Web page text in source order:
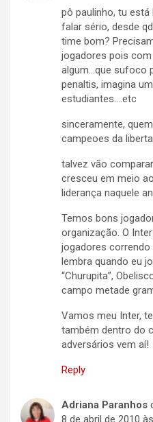
pô paulinho, tu
falar sério, desde
time bom?
jogadores pois
algum…que sufoco
penaltis, imagina
estudiantes….etc
sinceramente,
campeoes da
talvez vão
cresceu em meio
liderança naquele
Temos bons
organização. O
jogadores
lembra quando eu
“Churupita”,
campo metade
Vamos meu Inter,
também dentro do
adversários vem aí!
Reply
Adriana Paranhos
8 de abril de 2010